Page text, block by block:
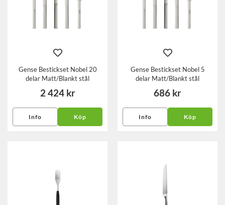
Gense Bestickset Nobel 20
delar Matt/Blankt stål
2 424 kr
Info Köp
Gense Bestickset Nobel 5
delar Matt/Blankt stål
686 kr
Info Köp